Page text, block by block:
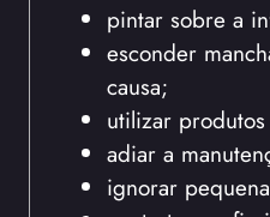
pintar sobre a
esconder
causa;
utilizar
adiar a
ignorar